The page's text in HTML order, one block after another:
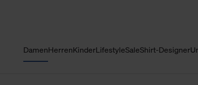
DamenHerrenKinderLifestyleSaleShirt-Designer